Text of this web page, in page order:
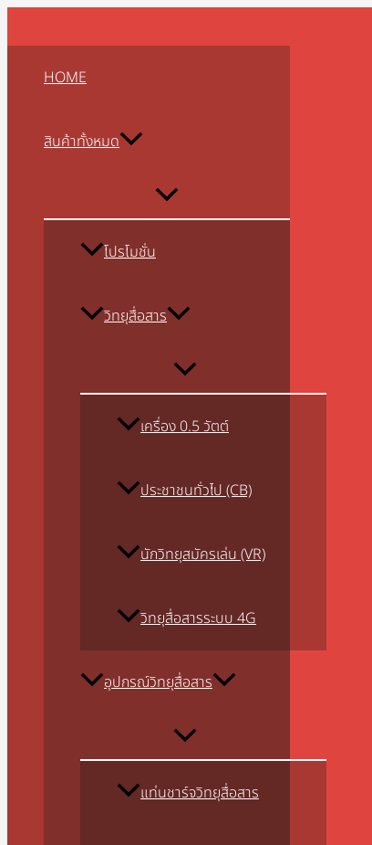
Skip
HOME
สินค้าทั้งหมด
MENU
โปรโมชั่น
วิทยุสื่อสาร
MENU
เครื่อง 0.5 วัตต์
ประชาชนทั่วไป (CB)
นักวิทยุสมัครเล่น (VR)
วิทยุสื่อสารระบบ 4G
อุปกรณ์วิทยุสื่อสาร
MENU
แท่นชาร์จวิทยุสื่อสาร
MENU
MENU
MENU
MENU
MENU
MENU
Type
Name*
Email*
Website